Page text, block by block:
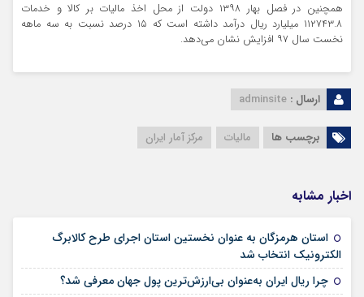
همچنین در فصل بهار ۱۳۹۸ دولت از محل اخذ مالیات بر کالا و خدمات
۱۱۲۷۴۳.۸ میلیارد ریال درآمد داشته است که ۱۵ درصد نسبت به سه ماهه
نخست سال ۹۷ افزایش نشان می‌دهد.
ارسال : adminsite
برچسب ها مالیات مرکز آمار ایران
اخبار مشابه
استان هرمزگان به عنوان نخستین استان اجرای طرح کالابرگ
الکترونیک انتخاب شد
چرا ریال ایران به‌عنوان بی‌ارزش‌ترین پول جهان معرفی شد؟